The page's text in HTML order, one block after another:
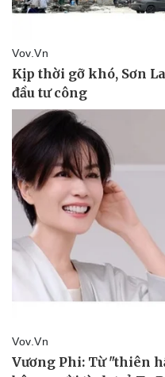
Pháp luật
Vụ án
Tin nóng
Tư vấn luật